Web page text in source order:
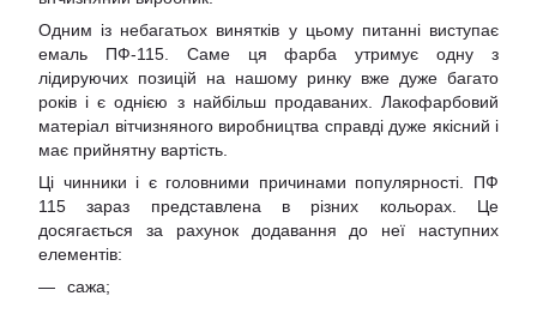
Одним із небагатьох винятків у цьому питанні виступає
емаль ПФ-115. Саме ця фарба утримує одну з
лідируючих позицій на нашому ринку вже дуже багато
років і є однією з найбільш продаваних. Лакофарбовий
матеріал вітчизняного виробництва справді дуже якісний і
має прийнятну вартість.
Ці чинники і є головними причинами популярності. ПФ
115 зараз представлена ​​в різних кольорах. Це
досягається за рахунок додавання до неї наступних
елементів:
сажа;